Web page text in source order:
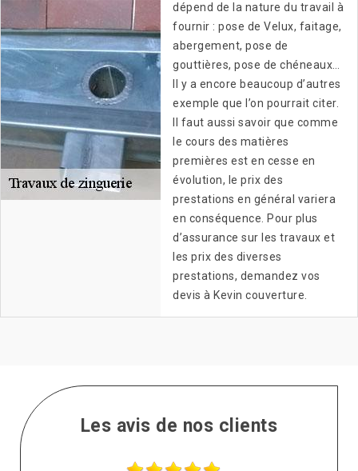
dépend de la nature du travail à
fournir : pose de Velux, faitage,
abergement, pose de
gouttières, pose de chéneaux…
Il y a encore beaucoup d’autres
exemple que l’on pourrait citer.
Il faut aussi savoir que comme
le cours des matières
premières est en cesse en
évolution, le prix des
prestations en général variera
en conséquence. Pour plus
d’assurance sur les travaux et
les prix des diverses
prestations, demandez vos
devis à Kevin couverture.
Les avis de nos clients